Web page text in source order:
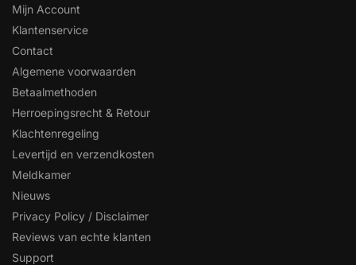
Mijn Account
Klantenservice
Contact
Algemene voorwaarden
Betaalmethoden
Herroepingsrecht & Retour
Klachtenregeling
Levertijd en verzendkosten
Meldkamer
Nieuws
Privacy Policy / Disclaimer
Reviews van echte klanten
Support